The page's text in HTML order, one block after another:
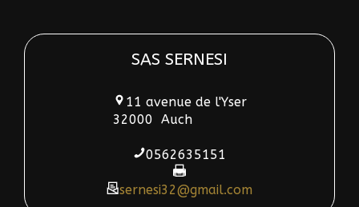
SAS SERNESI
11 avenue de l'Yser
32000 Auch
0562635151
sernesi32@gmail.com